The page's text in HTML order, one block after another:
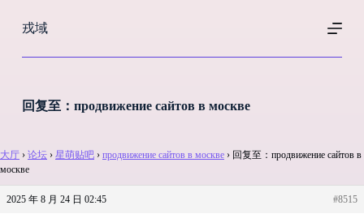
过
戎域
回复至：продвижение сайтов в москве
大厅 › 论坛 › 星萌贴吧 › продвижение сайтов в москве › 回复至：продвижение сайтов в
москве
2025 年 8 月 24 日 02:45
#8515